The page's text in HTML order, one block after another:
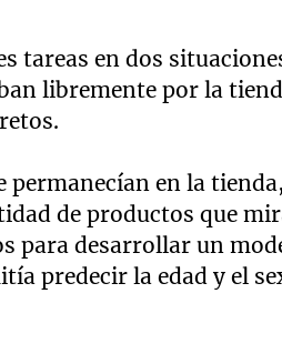
tareas en dos
libremente por la
en la
de productos que
para desarrollar un
predecir la edad y el